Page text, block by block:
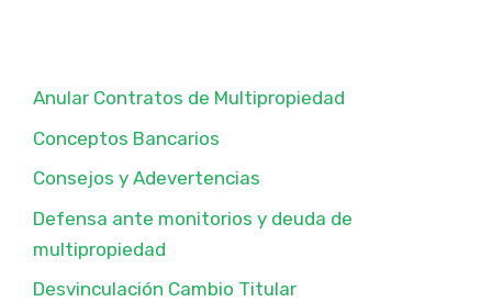
Anular Contratos de Multipropiedad
Conceptos Bancarios
Consejos y Adevertencias
Defensa ante monitorios y deuda de
multipropiedad
Desvinculación Cambio Titular